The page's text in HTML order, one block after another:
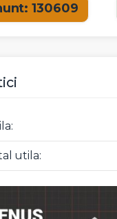
130609
utila: